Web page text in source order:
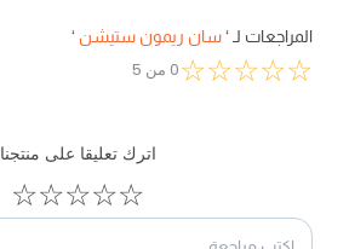
المراجعات لـ ‘سان ريمون ستيشن ‘
☆
☆
☆
☆
☆
0 من
اترك تعليقا على منتجنا
☆
☆
☆
☆
☆